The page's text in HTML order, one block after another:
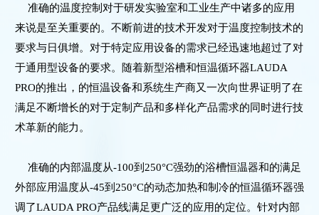
准确的温度控制对于研发实验室和工业生产中诸多的应用
来说是至关重要的。不断前进的技术开发对于温度控制技术的
要求与日俱增。对于特定应用设备的需求已经迅速地超过了对
于通用型设备的要求。随着新型浴槽和恒温循环器LAUDA
PRO的推出，的恒温设备和系统生产商又一次向世界证明了在
满足不断增长的对于定制产品和多样化产品需求的同时进行技
术革新的能力。
准确的内部温度从-100到250°C强劲的浴槽恒温器和的满足
外部应用温度从-45到250°C的动态加热和制冷的恒温循环器强
调了LAUDA PRO产品线满足更广泛的应用的定位。针对内部